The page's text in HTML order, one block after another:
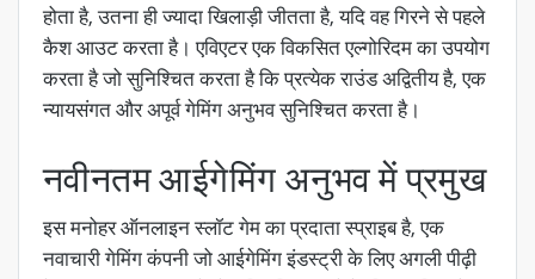
होता है, उतना ही ज्यादा खिलाड़ी जीतता है, यदि वह गिरने से पहले
कैश आउट करता है। एविएटर एक विकसित एल्गोरिदम का उपयोग
करता है जो सुनिश्चित करता है कि प्रत्येक राउंड अद्वितीय है, एक
न्यायसंगत और अपूर्व गेमिंग अनुभव सुनिश्चित करता है।
नवीनतम आईगेमिंग अनुभव में प्रमुख
इस मनोहर ऑनलाइन स्लॉट गेम का प्रदाता स्प्राइब है, एक
नवाचारी गेमिंग कंपनी जो आईगेमिंग इंडस्ट्री के लिए अगली पीढ़ी